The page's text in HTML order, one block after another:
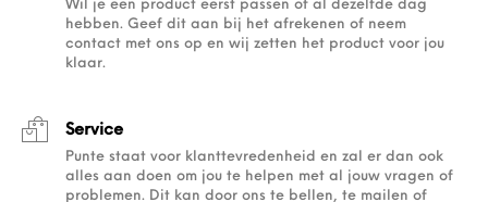
Wil je een product eerst passen of al dezelfde dag
hebben. Geef dit aan bij het afrekenen of neem
contact met ons op en wij zetten het product voor jou
klaar.
Service
Punte staat voor klanttevredenheid en zal er dan ook
alles aan doen om jou te helpen met al jouw vragen of
problemen. Dit kan door ons te bellen, te mailen of